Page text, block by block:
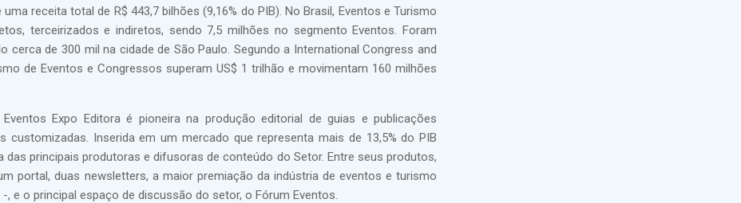
receita total de R$ 443,7 bilhões (9,16% do PIB). No Brasil, Eventos e Turismo
terceirizados e indiretos, sendo 7,5 milhões no segmento Eventos. Foram
de 300 mil na cidade de São Paulo. Segundo a International Congress and
de Eventos e Congressos superam US$ 1 trilhão e movimentam 160 milhões
Expo Editora é pioneira na produção editorial de guias e publicações
customizadas. Inserida em um mercado que representa mais de 13,5% do PIB
principais produtoras e difusoras de conteúdo do Setor. Entre seus produtos,
portal, duas newsletters, a maior premiação da indústria de eventos e turismo
e o principal espaço de discussão do setor, o Fórum Eventos.